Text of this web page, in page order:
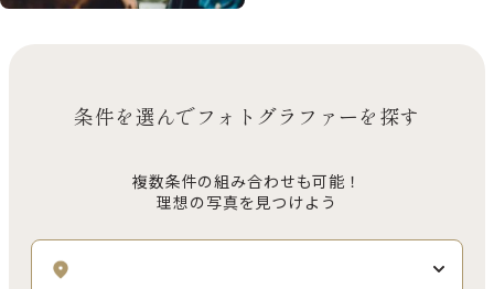
条件を選んでフォトグラファーを探す
複数条件の組み合わせも可能！
理想の写真を見つけよう